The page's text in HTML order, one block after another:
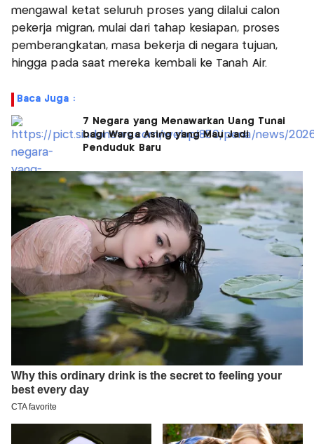
mengawal ketat seluruh proses yang dilalui calon
pekerja migran, mulai dari tahap kesiapan, proses
pemberangkatan, masa bekerja di negara tujuan,
hingga pada saat mereka kembali ke Tanah Air.
Baca Juga :
7 Negara yang Menawarkan Uang Tunai
bagi Warga Asing yang Mau Jadi
Penduduk Baru